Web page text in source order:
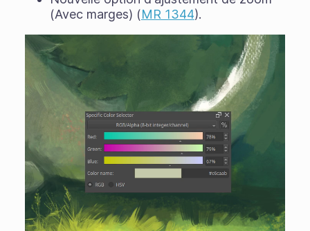
(Avec marges) (MR 1344).